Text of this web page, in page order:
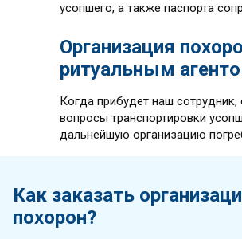
усопшего, а также паспорта
Организация
ритуальным
Когда прибудет наш сотрудник,
вопросы транспортировки
дальнейшую организацию
Как заказать
похорон?